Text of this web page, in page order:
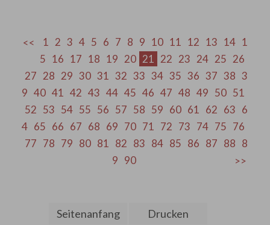
1 2 3 4 5 6 7 8 9 10 11 12 13 14 1
5 16 17 18 19 20 21 22 23 24 25 26
27 28 29 30 31 32 33 34 35 36 37 38 3
9 40 41 42 43 44 45 46 47 48 49 50 51
52 53 54 55 56 57 58 59 60 61 62 63 6
4 65 66 67 68 69 70 71 72 73 74 75 76
77 78 79 80 81 82 83 84 85 86 87 88 8
9 90
Seitenanfang Drucken